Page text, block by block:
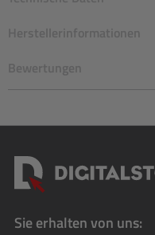
Herstellerinformationen
Bewertungen
Sie erhalten von uns: